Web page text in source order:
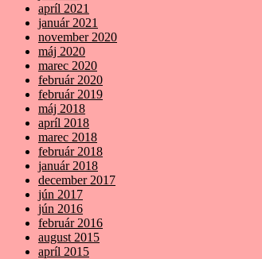
apríl 2021
január 2021
november 2020
máj 2020
marec 2020
február 2020
február 2019
máj 2018
apríl 2018
marec 2018
február 2018
január 2018
december 2017
jún 2017
jún 2016
február 2016
august 2015
apríl 2015